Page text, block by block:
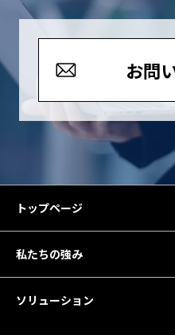
お問
トップページ
私たちの強み
ソリューション